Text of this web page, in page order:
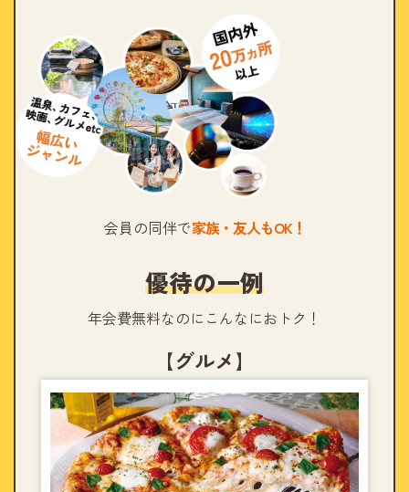
会員の同伴で家族・友人もOK！
優待の一例
年会費無料なのにこんなにおトク！
【グルメ】